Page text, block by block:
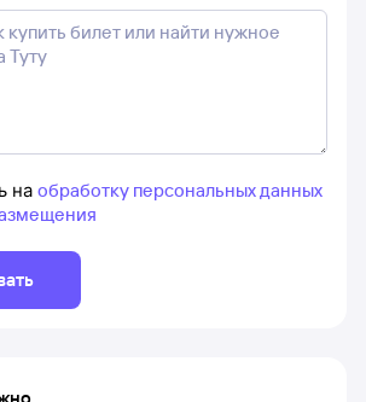
на обработку персональных данных